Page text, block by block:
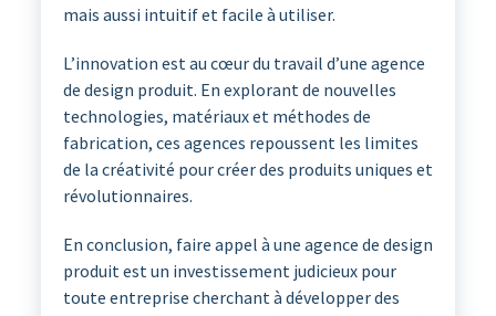
mais aussi intuitif et facile à utiliser.
L’innovation est au cœur du travail d’une agence
de design produit. En explorant de nouvelles
technologies, matériaux et méthodes de
fabrication, ces agences repoussent les limites
de la créativité pour créer des produits uniques et
révolutionnaires.
En conclusion, faire appel à une agence de design
produit est un investissement judicieux pour
toute entreprise cherchant à développer des